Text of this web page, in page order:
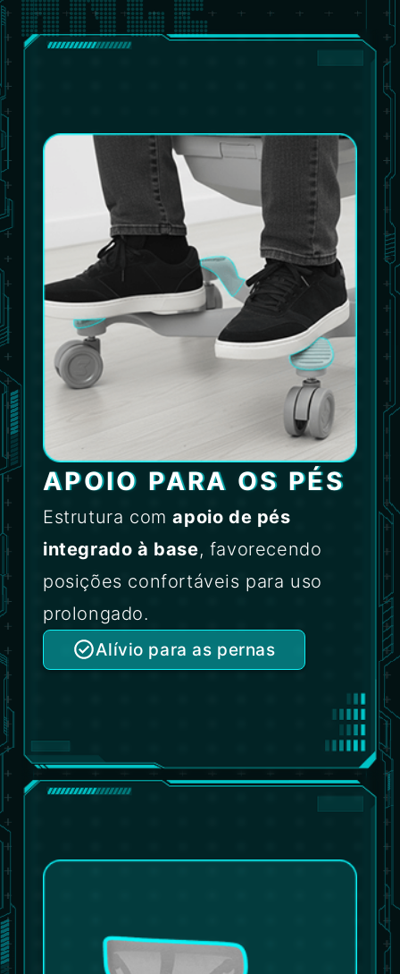
APOIO PARA OS PÉS
Estrutura comapoio de pés
integrado à base, favorecendo
posições confortáveis para uso
prolongado.
Alívio para as pernas